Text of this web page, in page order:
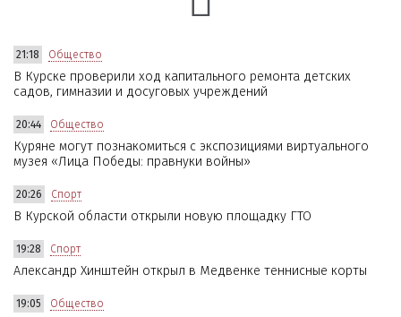
21:18 Общество
В Курске проверили ход капитального ремонта детских
садов, гимназии и досуговых учреждений
20:44 Общество
Куряне могут познакомиться с экспозициями виртуального
музея «Лица Победы: правнуки войны»
20:26 Спорт
В Курской области открыли новую площадку ГТО
19:28 Спорт
Александр Хинштейн открыл в Медвенке теннисные корты
19:05 Общество